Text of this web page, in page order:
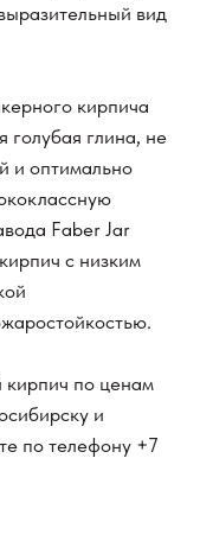
вид
кирпича
голубая глина, не
и оптимально
Faber Jar
с низким
кирпич по ценам
и
по телефону +7